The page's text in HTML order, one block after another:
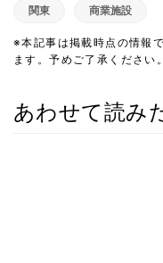
関東 商業施設
※本記事は掲載時点の情報
ます。予めご了承ください。
あわせて読み